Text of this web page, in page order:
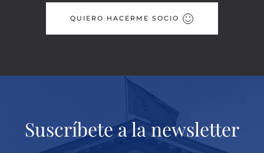
QUIERO HACERME SOCIO
Suscríbete a la newsletter